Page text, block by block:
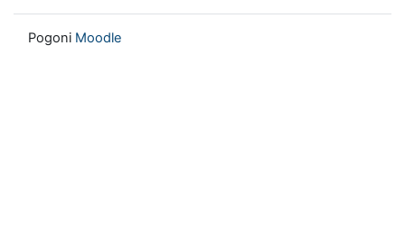
Pogoni Moodle